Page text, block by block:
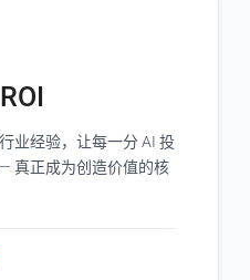
业经验，让每一分 AI 投
真正成为创造价值的核